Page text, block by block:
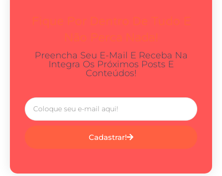
Preencha Seu E-Mail E Receba Na
Integra Os Próximos Posts E
Conteúdos!
Cadastrar!